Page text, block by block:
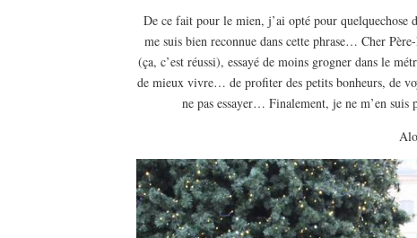
De ce fait pour le mien, j’ai opté pour quelquechose
me suis bien reconnue dans cette phrase… Cher
(ça, c’est réussi), essayé de moins grogner dans le
de mieux vivre… de profiter des petits bonheurs, de
ne pas essayer… Finalement, je ne m’en